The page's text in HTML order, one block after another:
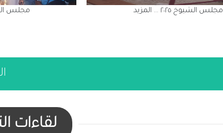
مجلس الشيوخ ٢٠٢٥ مجلس
لقاءات